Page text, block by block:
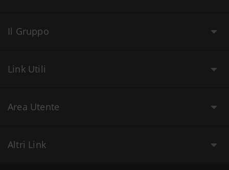
Il Gruppo
Link Utili
Area Utente
Altri Link